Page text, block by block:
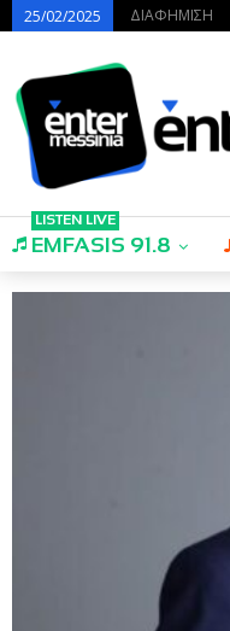
25/02/2025 ΔΙΑΦΗΜΙΣΗ
EMFASIS 91.8
LISTEN LIVE